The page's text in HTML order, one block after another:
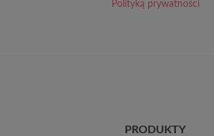
Polityką prywatności
PRODUKTY